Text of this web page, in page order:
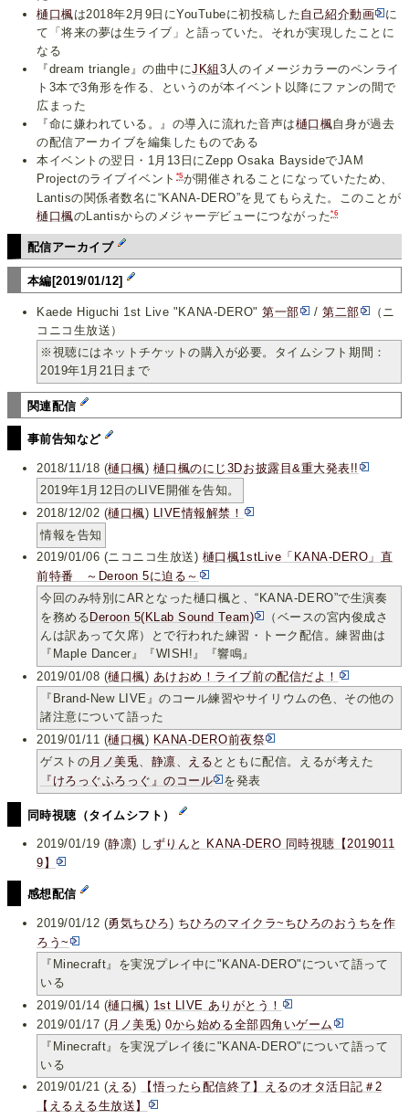
樋口楓は2018年2月9日にYouTubeに初投稿した自己紹介動画
に
て「将来の夢は生ライブ」と語っていた。それが実現したことに
なる
『dream triangle』の曲中にJK組 3人のイメージカラーのペンライ
ト3本で3角形を作る、というのが本イベント以降にファンの間で
広まった
『命に嫌われている。』の導入に流れた音声は樋口楓自身が過去
の配信アーカイブを編集したものである
本イベントの翌日・1月13日にZepp Osaka BaysideでJAM
Projectのライブイベント *5が開催されることになっていたため、
Lantisの関係者数名に“KANA-DERO”を見てもらえた。このことが
樋口楓のLantisからのメジャーデビューにつながった*6
配信アーカイブ
本編[2019/01/12]
Kaede Higuchi 1st Live "KANA-DERO"第一部 /第二部
（ニ
コニコ生放送）
※視聴にはネットチケットの購入が必要。タイムシフト期間：
2019年1月21日まで
関連配信
事前告知など
2018/11/18 (樋口楓) 樋口楓のにじ3Dお披露目&重大発表!!
2019年1月12日のLIVE開催を告知。
2018/12/02 (樋口楓) LIVE情報解禁！
情報を告知
2019/01/06 (ニコニコ生放送) 樋口楓1stLive「KANA-DERO」直
前特番 ～Deroon 5に迫る～
今回のみ特別にARとなった樋口楓と、“KANA-DERO”で生演奏
を務める Deroon 5(KLab Sound Team)
（ベースの宮内俊成さ
んは訳あって欠席）とで行われた練習・トーク配信。練習曲は
『Maple Dancer』『WISH!』『響鳴』
2019/01/08 (樋口楓) あけおめ！ライブ前の配信だよ！
『Brand-New LIVE』のコール練習やサイリウムの色、その他の
諸注意について語った
2019/01/11 (樋口楓) KANA-DERO前夜祭
ゲストの月ノ美兎、 静凛、 える とともに配信。えるが考えた
『けろっぐふろっぐ』のコール
を発表
同時視聴（タイムシフト）
2019/01/19 (静凛) しずりんと KANA-DERO 同時視聴【2019011
9】
感想配信
2019/01/12 (勇気ちひろ) ちひろのマイクラ~ちひろのおうちを作
ろう~
『Minecraft』を実況プレイ中に"KANA-DERO"について語って
いる
2019/01/14 (樋口楓) 1st LIVE ありがとう！
2019/01/17 ( 月ノ美兎)0から始める全部四角いゲーム
『Minecraft』を実況プレイ後に"KANA-DERO"について語って
いる
2019/01/21 (える)
【悟ったら配信終了】えるのオタ活日記＃2
【えるえる生放送】